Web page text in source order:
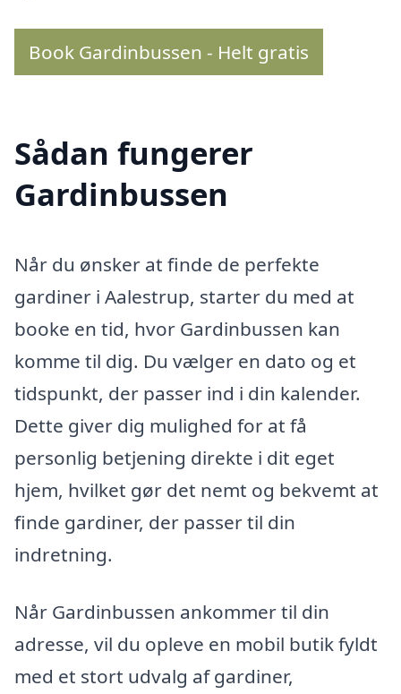
Book Gardinbussen - Helt gratis
Sådan fungerer
Gardinbussen
Når du ønsker at finde de perfekte
gardiner i Aalestrup, starter du med at
booke en tid, hvor Gardinbussen kan
komme til dig. Du vælger en dato og et
tidspunkt, der passer ind i din kalender.
Dette giver dig mulighed for at få
personlig betjening direkte i dit eget
hjem, hvilket gør det nemt og bekvemt at
finde gardiner, der passer til din
indretning.
Når Gardinbussen ankommer til din
adresse, vil du opleve en mobil butik fyldt
med et stort udvalg af gardiner,